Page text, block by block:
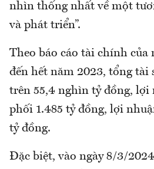
nhìn thống nhất về một
và phát triển”.
Theo báo cáo tài chính của
đến hết năm 2023, tổng tài
trên 55,4 nghìn tỷ đồng, lợi
phối 1.485 tỷ đồng, lợi
tỷ đồng.
Đặc biệt, vào ngày 8/3/